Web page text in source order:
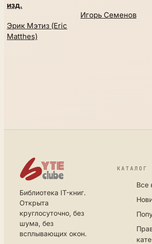
изд.
Эрик Мэтиз (Eric
Matthes)
Игорь Семенов
Библиотека IT-книг.
Открыта
круглосуточно, без
шума, без
всплывающих окон.
КАТАЛОГ
Все